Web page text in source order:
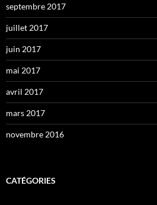
septembre 2017
juillet 2017
juin 2017
mai 2017
avril 2017
mars 2017
novembre 2016
CATÉGORIES